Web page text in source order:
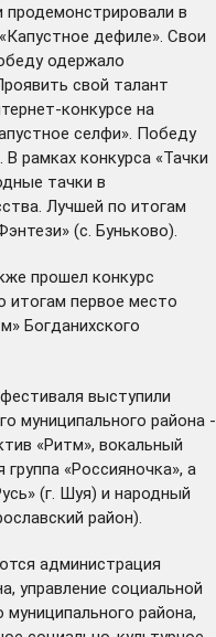
продемонстрировали в
дефиле». Свои
одержало
свой талант
конкурсе на
селфи». Победу
рамках конкурса «Тачки
тачки в
Лучшей по итогам
(с. Буньково).
прошел конкурс
итогам первое место
Богданихского
выступили
муниципального района -
«Ритм», вокальный
«Россияночка», а
(г. Шуя) и народный
район).
администрация
управление социальной
района,